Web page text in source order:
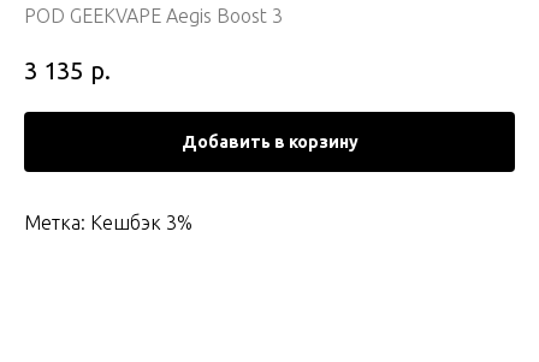
POD GEEKVAPE Aegis Boost 3
3 135 р.
Добавить в корзину
Метка: Кешбэк 3%